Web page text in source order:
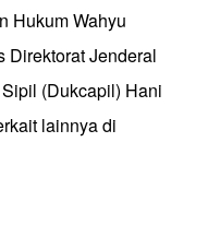
Hukum Wahyu
Direktorat Jenderal
(Dukcapil) Hani
lainnya di